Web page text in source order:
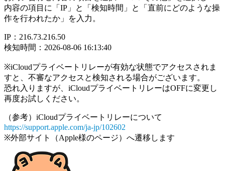
内容の項目に「IP」と「検知時間」と「直前にどのような操
作を行われたか」を入力。
IP：216.73.216.50
検知時間：2026-08-06 16:13:40
※iCloudプライベートリレーが有効な状態でアクセスされま
すと、不審なアクセスと検知される場合がございます。
恐れ入りますが、iCloudプライベートリレーはOFFに変更し
再度お試しください。
（参考）iCloudプライベートリレーについて
https://support.apple.com/ja-jp/102602
※外部サイト（Apple様のページ）へ遷移します